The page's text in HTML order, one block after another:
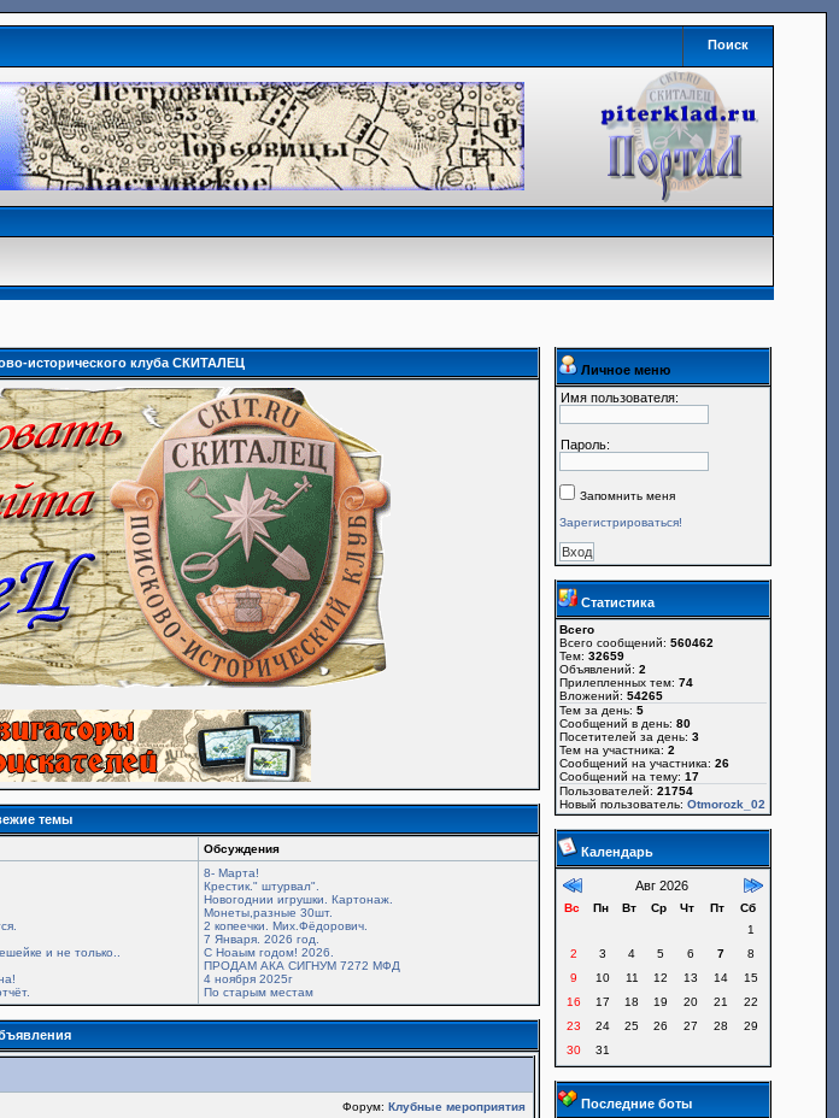
Поиск
исторического клуба СКИТАЛЕЦ
темы
Обсуждения
и не только..
8- Марта!
Крестик." штурвал".
Новогоднии игрушки. Картонаж.
Монеты,разные 30шт.
2 копеечки. Мих.Фёдорович.
7 Января. 2026 год.
С Ноаым годом! 2026.
ПРОДАМ АКА СИГНУМ 7272 МФД
4 ноября 2025г
По старым местам
Форум: Клубные мероприятия
Личное меню
Имя пользователя:
Пароль:
Запомнить меня
Зарегистрироваться!
Статистика
Всего
Всего сообщений: 560462
Тем: 32659
Объявлений: 2
Прилепленных тем: 74
Вложений: 54265
Тем за день: 5
Сообщений в день: 80
Посетителей за день: 3
Тем на участника: 2
Сообщений на участника: 26
Сообщений на тему: 17
Пользователей: 21754
Новый пользователь: Otmorozk_02
Календарь
Авг 2026
Вс Пн Вт Ср Чт Пт
Сб
1
2
3 4 5 6 7
8
9
10 11 12 13 14
15
16
17 18 19 20 21
22
23
24 25 26 27 28
29
30
31
Последние боты